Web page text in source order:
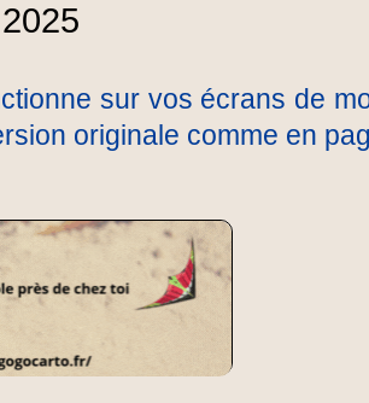
sur vos écrans de
originale comme en